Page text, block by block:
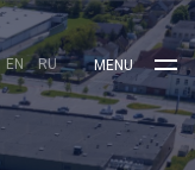
EN RU MENU